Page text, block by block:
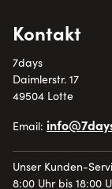
Bei Birkenstock
nur ein
Sie von den
Sortiment eine
Arbeitsschuhen,
Vorzüge hat.
Kontakt
7days
Daimlerstr. 17
49504 Lotte
Email:
Unser Kunden-
8:00 Uhr bis 18:00